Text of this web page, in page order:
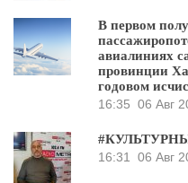
В первом
авиалиниях
провинции
годовом
16:35 06 Авг
16:31
06 Авг